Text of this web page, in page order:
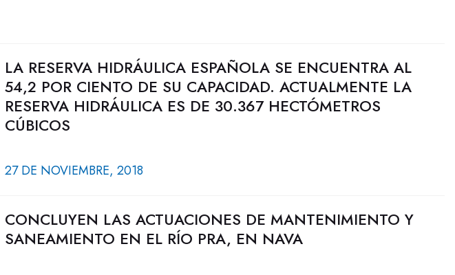
LA RESERVA HIDRÁULICA ESPAÑOLA SE ENCUENTRA AL
54,2 POR CIENTO DE SU CAPACIDAD. ACTUALMENTE LA
RESERVA HIDRÁULICA ES DE 30.367 HECTÓMETROS
CÚBICOS
27 DE NOVIEMBRE, 2018
CONCLUYEN LAS ACTUACIONES DE MANTENIMIENTO Y
SANEAMIENTO EN EL RÍO PRA, EN NAVA